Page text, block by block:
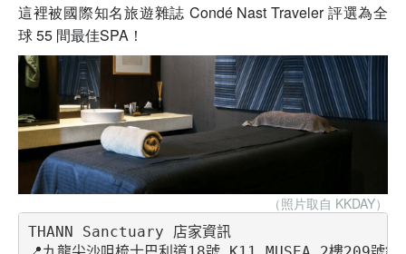
這裡被國際知名旅遊雜誌 Condé Nast Traveler 評選為全
球 55 間最佳SPA！
（照片取自 KKDAY）
THANN Sanctuary 店家資訊